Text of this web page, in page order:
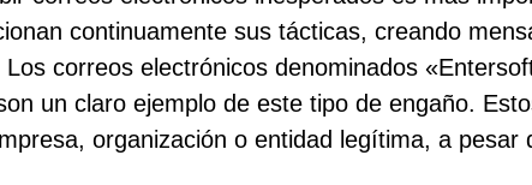
continuamente sus tácticas, creando
correos electrónicos denominados
un claro ejemplo de este tipo de engaño.
organización o entidad legítima, a pesar